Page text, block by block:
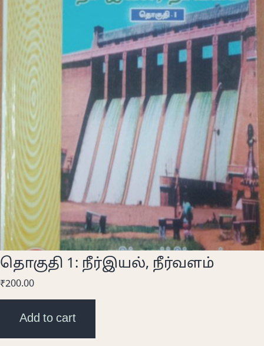
தொகுதி 1: நீர்இயல், நீர்வளம்
₹200.00
Add to cart